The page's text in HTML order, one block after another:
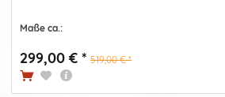
Maße ca.:
299,00 € * 519,00 € *